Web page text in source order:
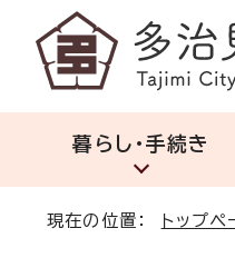
暮らし・手続き
現在の位置： トップペ